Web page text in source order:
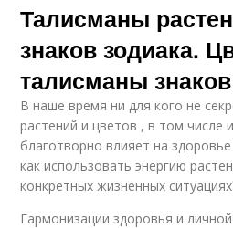
Талисманы
знаков зодиака.
талисманы
В наше время ни для кого не
растений и цветов , в том числе
благотворно влияет на
как использовать энергию
конкретных жизненных
Гармонизации здоровья и